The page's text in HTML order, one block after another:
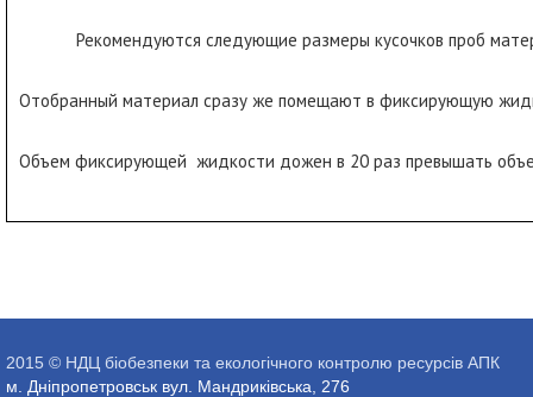
Рекомендуются следующие размеры кусочков проб
Отобранный материал сразу же помещают в фиксирующую
Объем фиксирующей жидкости дожен в 20 раз превышать
2015 © НДЦ біобезпеки та екологічного контролю ресурсів АПК
м. Дніпропетровськ вул. Мандриківська, 276